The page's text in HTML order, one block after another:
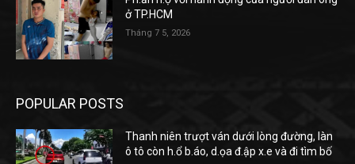
ở TP.HCM
Tháng 7 5, 2026
POPULAR POSTS
Thanh niên trượt ván dưới lòng đường, làn
ô tô còn h.ổ b.áo, d.ọa đ.ập x.e và đi tìm bố